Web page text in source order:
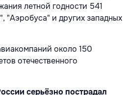
летной годности 541
"Аэробуса" и других западных
около 150
отечественного
серьёзно пострадал